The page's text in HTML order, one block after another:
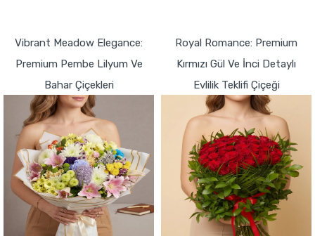
Vibrant Meadow Elegance:
Premium Pembe Lilyum Ve
Bahar Çiçekleri
Royal Romance: Premium
Kırmızı Gül Ve İnci Detaylı
Evlilik Teklifi Çiçeği